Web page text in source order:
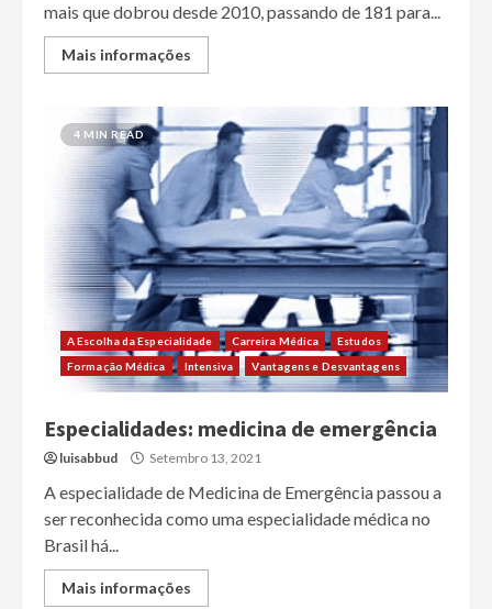
mais que dobrou desde 2010, passando de 181 para...
Mais informações
4 MIN READ
A Escolha da Especialidade Carreira Médica
Estudos
Formação Médica
Intensiva Vantagens e Desvantagens
Especialidades: medicina de emergência
luisabbud Setembro 13, 2021
A especialidade de Medicina de Emergência passou a
ser reconhecida como uma especialidade médica no
Brasil há...
Mais informações